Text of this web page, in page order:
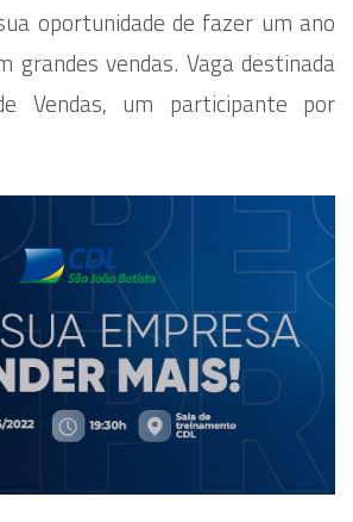
oportunidade de fazer um ano
grandes vendas. Vaga destinada
Vendas, um participante por